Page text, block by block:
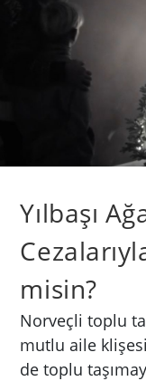
Yılbaşı
misin?
Norveçli toplu
mutlu aile
de toplu